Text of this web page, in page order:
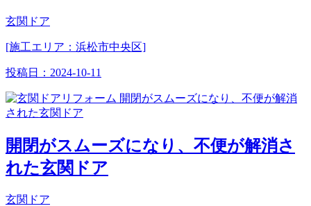
玄関ドア
[施工エリア：浜松市中央区]
投稿日： 2024-10-11
開閉がスムーズになり、不便が解消さ
れた玄関ドア
玄関ドア